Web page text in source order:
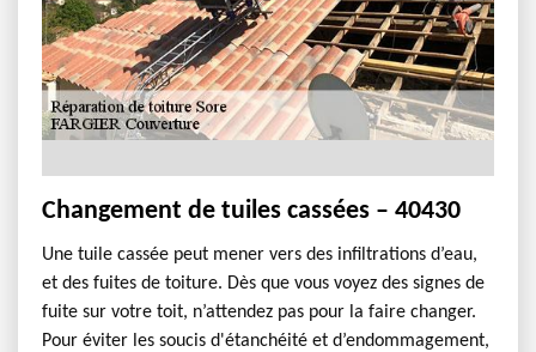
Changement de tuiles cassées – 40430
Une tuile cassée peut mener vers des infiltrations d’eau,
et des fuites de toiture. Dès que vous voyez des signes de
fuite sur votre toit, n’attendez pas pour la faire changer.
Pour éviter les soucis d'étanchéité et d’endommagement,